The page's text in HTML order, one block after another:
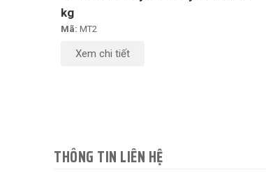
kg
Mã: MT2
Xem chi tiết
THÔNG TIN LIÊN HỆ